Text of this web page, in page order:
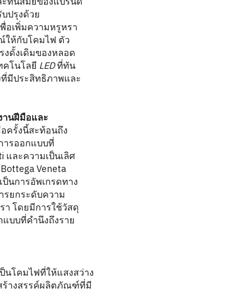
ปรุงด้วย
อเพิ่มความหรูหรา
ให้กับโคมไฟ ตัว
งดั้งเดิมของหลอด
คโนโลยี LEDที่ทัน
มีประสิทธิภาพและ
านฝีมือและ
ครั้งนี้สะท้อนถึง
ารออกแบบที่
และความเป็นเลิศ
Veneta
นการอัพเกรดทาง
รยกระดับความ
า โดยมีการใช้วัสดุ
บบที่คำนึงถึงราย
นโคมไฟที่ให้แสงสว่าง
ร้างสรรค์ผลิตภัณฑ์ที่มี